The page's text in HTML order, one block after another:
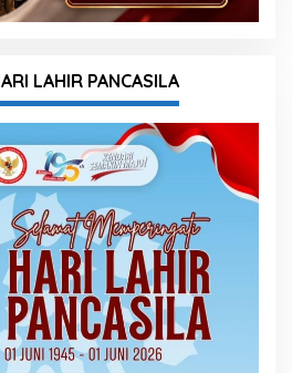
LAHIR PANCASILA